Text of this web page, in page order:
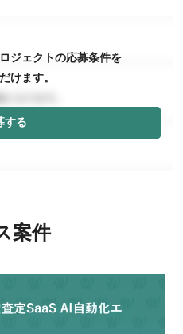
ジェクトの応募条件を
けます。
する
案件